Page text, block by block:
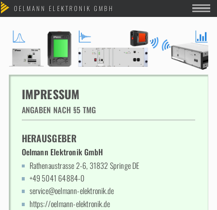
IMPRESSUM
ANGABEN NACH §5 TMG
HERAUSGEBER
Oelmann Elektronik GmbH
Rathenaustrasse 2-6, 31832 Springe DE
+49 5041 64884-0
service@oelmann-elektronik.de
https://oelmann-elektronik.de